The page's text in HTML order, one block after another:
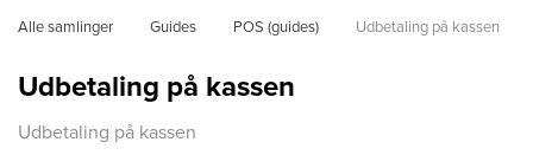
Alle samlinger Guides POS (guides) Udbetaling på kassen
Udbetaling på kassen
Udbetaling på kassen